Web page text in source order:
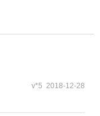
v*5 2018-12-28